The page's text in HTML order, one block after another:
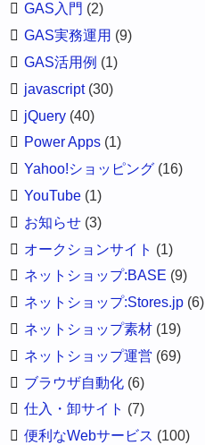
GAS入門 (2)
GAS実務運用 (9)
GAS活用例 (1)
javascript(30)
jQuery (40)
Power Apps (1)
Yahoo!ショッピング (16)
YouTube (1)
お知らせ (3)
オークションサイト (1)
ネットショップ:BASE (9)
ネットショップ:Stores.jp (6)
ネットショップ素材 (19)
ネットショップ運営 (69)
ブラウザ自動化 (6)
仕入・卸サイト (7)
便利なWebサービス (100)